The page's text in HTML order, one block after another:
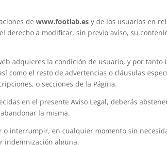
dewww.footlab.esy de los usuarios en
derecho a modificar, sin previo aviso, su
adquieres la condición de usuario, y por
como el resto de advertencias o cláusulas
o secciones de la Página.
en el presente Aviso Legal, deberás
la misma.
interrumpir, en cualquier momento sin
indemnización alguna.